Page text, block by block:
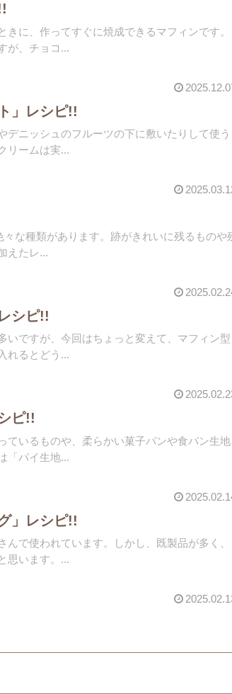
に、作ってすぐに焼成できるマフィンです。
が、チョコ...
」レシピ!!
デニッシュのフルーツの下に敷いたりして使う
リームは実...
な種類があります。跡がきれいに残るものや
えたレ...
シピ!!
いですが、今回はちょっと変えて、マフィン型
れるとどう...
ピ!!
ているものや、柔らかい菓子パンや食パン生地
「パイ生地...
」レシピ!!
で使われています。しかし、既製品が多く、
思います。...